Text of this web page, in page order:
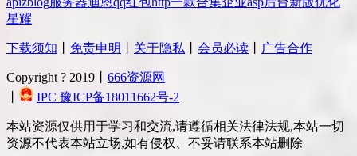
星耀
下载须知 免责申明 关于隐私 会员必读 广告合作
Copyright ? 2019丨 666资源网
IPC 豫ICP备18011662号-2
本站资源仅供用于学习和交流,请遵循相关法律法规,本站一切
资源不代表本站立场,如有侵权、不妥请联系本站删除